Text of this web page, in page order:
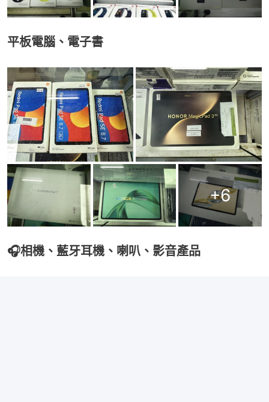
平板電腦、電子書
+6
🎧相機、藍牙耳機、喇叭、影音產品